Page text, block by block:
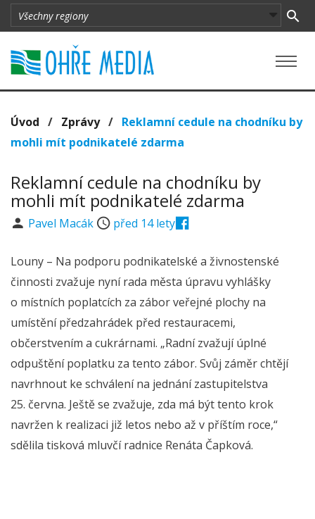
Úvod / Zprávy/ Reklamní cedule na chodníku by
mohli mít podnikatelé zdarma
Reklamní cedule na chodníku by
mohli mít podnikatelé zdarma
Pavel Macák před 14 lety
Louny – Na podporu podnikatelské a živnostenské
činnosti zvažuje nyní rada města úpravu vyhlášky
o místních poplatcích za zábor veřejné plochy na
umístění předzahrádek před restauracemi,
občerstvením a cukrárnami. „Radní zvažují úplné
odpuštění poplatku za tento zábor. Svůj záměr chtějí
navrhnout ke schválení na jednání zastupitelstva
25. června. Ještě se zvažuje, zda má být tento krok
navržen k realizaci již letos nebo až v příštím roce,“
sdělila tisková mluvčí radnice Renáta Čapková.